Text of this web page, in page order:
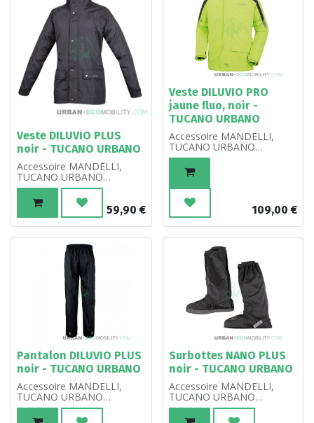
Veste DILUVIO PLUS
noir - TUCANO URBANO
Accessoire MANDELLI,
TUCANO URBANO
référence 001401275.
59,90 €
Veste DILUVIO PRO
jaune fluo, noir -
TUCANO URBANO
Accessoire MANDELLI,
TUCANO URBANO
référence 001401320.
109,00 €
Pantalon DILUVIO PLUS
noir - TUCANO URBANO
Accessoire MANDELLI,
TUCANO URBANO
référence 001401285.
Surbottes NANO PLUS
noir - TUCANO URBANO
Accessoire MANDELLI,
TUCANO URBANO
référence 001401340.